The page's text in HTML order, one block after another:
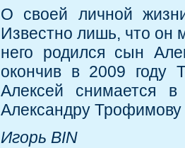
О своей личной
Известно лишь, что он
него родился сын
окончив в 2009 году
Алексей снимается
Александру Трофимову
Игорь BIN